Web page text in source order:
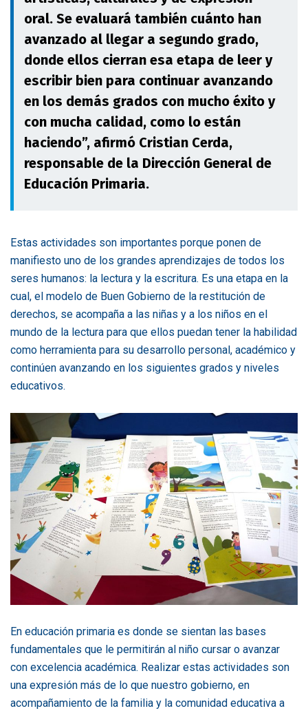
oral. Se evaluará también cuánto han
avanzado al llegar a segundo grado,
donde ellos cierran esa etapa de leer y
escribir bien para continuar avanzando
en los demás grados con mucho éxito y
con mucha calidad, como lo están
haciendo”, afirmó Cristian Cerda,
responsable de la Dirección General de
Educación Primaria.
Estas actividades son importantes porque ponen de
manifiesto uno de los grandes aprendizajes de todos los
seres humanos: la lectura y la escritura. Es una etapa en la
cual, el modelo de Buen Gobierno de la restitución de
derechos, se acompaña a las niñas y a los niños en el
mundo de la lectura para que ellos puedan tener la habilidad
como herramienta para su desarrollo personal, académico y
continúen avanzando en los siguientes grados y niveles
educativos.
En educación primaria es donde se sientan las bases
fundamentales que le permitirán al niño cursar o avanzar
con excelencia académica. Realizar estas actividades son
una expresión más de lo que nuestro gobierno, en
acompañamiento de la familia y la comunidad educativa a